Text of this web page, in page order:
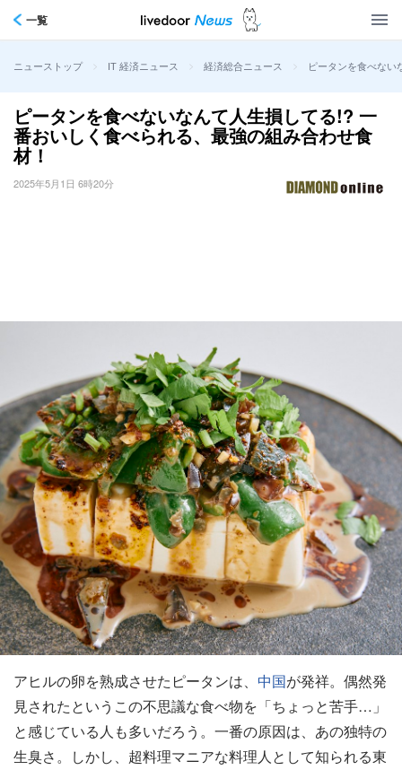
一覧
ニューストップ > IT 経済ニュース > 経済総合ニュース > ピータンを食べない
ピータンを食べないなんて人生損してる!? 一
番おいしく食べられる、最強の組み合わせ食
材！
2025年5月1日 6時20分
アヒルの卵を熟成させたピータンは、 中国が発祥。偶然発
見されたというこの不思議な食べ物を「ちょっと苦手…」
と感じている人も多いだろう。一番の原因は、あの独特の
生臭さ。しかし、超料理マニアな料理人として知られる東